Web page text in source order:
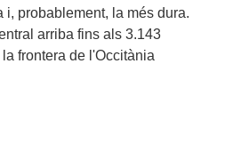
probablement, la més dura.
arriba fins als 3.143
frontera de l'Occitània